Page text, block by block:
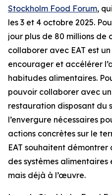
Stockholm Food Forum,
les 3 et 4 octobre 2025.
jour plus de 80 millions de
collaborer avec EAT est
encourager et accélérer
habitudes alimentaires.
pouvoir collaborer avec
restauration disposant du
l’envergure nécessaires
actions concrètes sur le
EAT souhaitent démontrer
des systèmes alimentaires
mais déjà à l’œuvre.